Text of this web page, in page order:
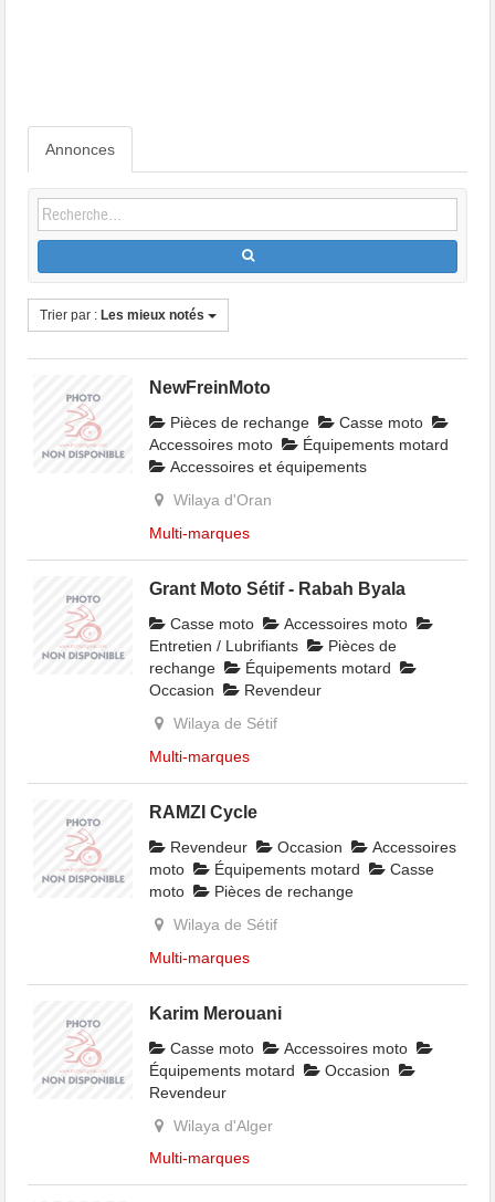
Annonces
Trier par : Les mieux notés
NewFreinMoto
Pièces de rechange
Casse moto
Accessoires moto
Équipements motard
Accessoires et équipements
Wilaya d'Oran
Multi-marques
Grant Moto Sétif - Rabah Byala
Casse moto
Accessoires moto
Entretien / Lubrifiants
Pièces de
rechange
Équipements motard
Occasion
Revendeur
Wilaya de Sétif
Multi-marques
RAMZI Cycle
Revendeur Occasion
Accessoires
moto
Équipements motard
Casse
moto
Pièces de rechange
Wilaya de Sétif
Multi-marques
Karim Merouani
Casse moto
Accessoires moto
Équipements motard
Occasion
Revendeur
Wilaya d'Alger
Multi-marques